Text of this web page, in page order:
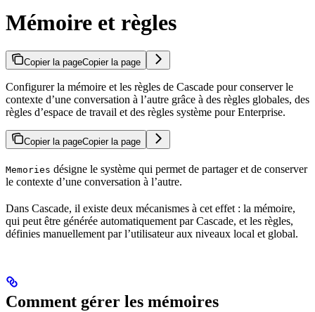
Mémoire et règles
Copier la pageCopier la page
Configurer la mémoire et les règles de Cascade pour conserver le
contexte d’une conversation à l’autre grâce à des règles globales, des
règles d’espace de travail et des règles système pour Enterprise.
Copier la pageCopier la page
Memories désigne le système qui permet de partager et de conserver
le contexte d’une conversation à l’autre.
Dans Cascade, il existe deux mécanismes à cet effet : la mémoire,
qui peut être générée automatiquement par Cascade, et les règles,
définies manuellement par l’utilisateur aux niveaux local et global.
Comment gérer les mémoires